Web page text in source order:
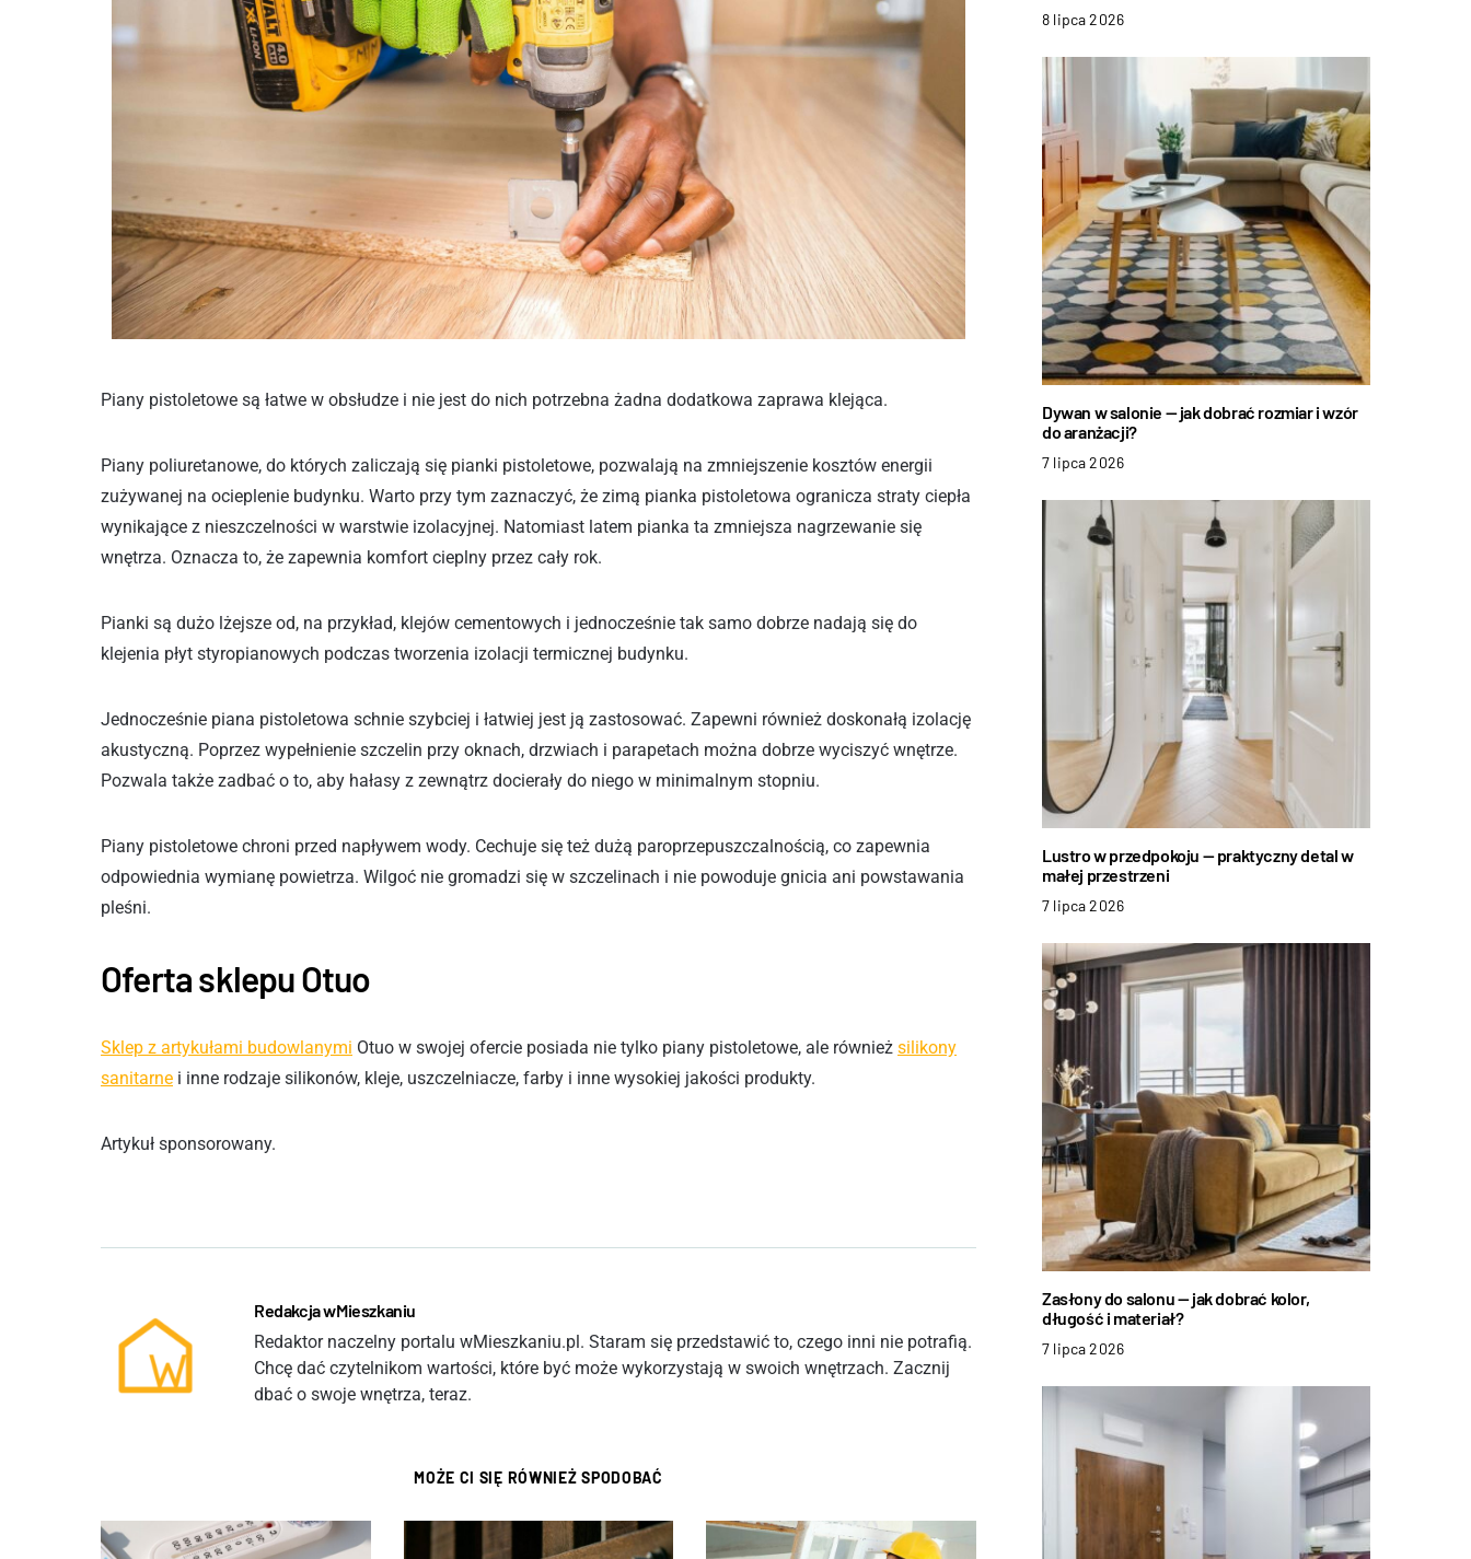
Piany pistoletowe są łatwe w obsłudze i nie jest do nich potrzebna żadna dodatkowa zaprawa klejąca.
Piany poliuretanowe, do których zaliczają się pianki pistoletowe, pozwalają na zmniejszenie kosztów energii
zużywanej na ocieplenie budynku. Warto przy tym zaznaczyć, że zimą pianka pistoletowa ogranicza straty ciepła
wynikające z nieszczelności w warstwie izolacyjnej. Natomiast latem pianka ta zmniejsza nagrzewanie się
wnętrza. Oznacza to, że zapewnia komfort cieplny przez cały rok.
Pianki są dużo lżejsze od, na przykład, klejów cementowych i jednocześnie tak samo dobrze nadają się do
klejenia płyt styropianowych podczas tworzenia izolacji termicznej budynku.
Jednocześnie piana pistoletowa schnie szybciej i łatwiej jest ją zastosować. Zapewni również doskonałą izolację
akustyczną. Poprzez wypełnienie szczelin przy oknach, drzwiach i parapetach można dobrze wyciszyć wnętrze.
Pozwala także zadbać o to, aby hałasy z zewnątrz docierały do niego w minimalnym stopniu.
Piany pistoletowe chroni przed napływem wody. Cechuje się też dużą paroprzepuszczalnością, co zapewnia
odpowiednia wymianę powietrza. Wilgoć nie gromadzi się w szczelinach i nie powoduje gnicia ani powstawania
pleśni.
Oferta sklepu Otuo
Sklep z artykułami budowlanymi Otuo w swojej ofercie posiada nie tylko piany pistoletowe, ale również silikony
sanitarne i inne rodzaje silikonów, kleje, uszczelniacze, farby i inne wysokiej jakości produkty.
Artykuł sponsorowany.
Redakcja wMieszkaniu
Redaktor naczelny portalu wMieszkaniu.pl. Staram się przedstawić to, czego inni nie potrafią.
Chcę dać czytelnikom wartości, które być może wykorzystają w swoich wnętrzach. Zacznij
dbać o swoje wnętrza, teraz.
MOŻE CI SIĘ RÓWNIEŻ SPODOBAĆ
8 lipca 2026
Dywan w salonie — jak dobrać rozmiar i wzór
do aranżacji?
7 lipca 2026
Lustro w przedpokoju — praktyczny detal w
małej przestrzeni
7 lipca 2026
Zasłony do salonu — jak dobrać kolor,
długość i materiał?
7 lipca 2026